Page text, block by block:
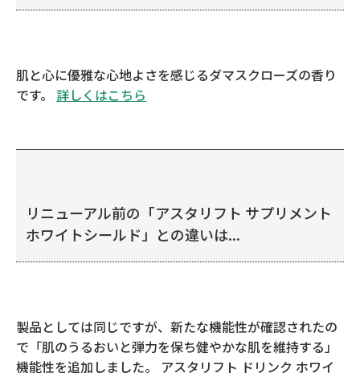
肌と心に優雅な心地よさを感じるダマスクローズの香り
です。 詳しくはこちら
リニューアル前の「アスタリフト サプリメント
ホワイトシールド」との違いは...
製品としては同じですが、新たな機能性が確認されたの
で「肌のうるおいと弾力を保ち健やかな肌を維持する」
機能性を追加しました。 アスタリフト ドリンク ホワイ